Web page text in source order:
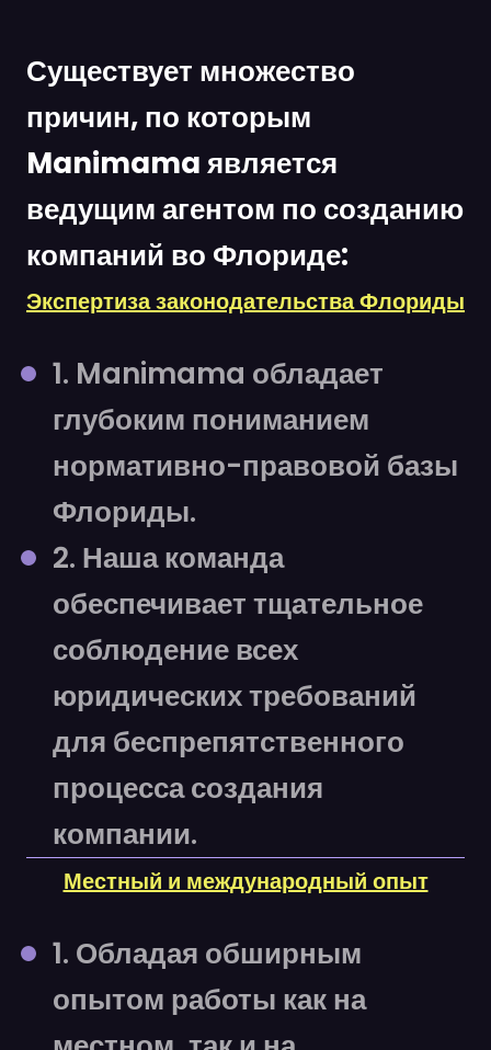
Существует множество
причин, по которым
Manimama является
ведущим агентом по созданию
компаний во Флориде:
Экспертиза законодательства Флориды
1. Manimama обладает
глубоким пониманием
нормативно-правовой базы
Флориды.
2. Наша команда
обеспечивает тщательное
соблюдение всех
юридических требований
для беспрепятственного
процесса создания
компании.
Местный и международный опыт
1. Обладая обширным
опытом работы как на